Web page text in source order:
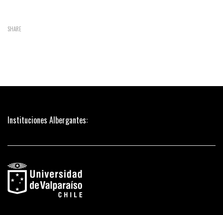
SHARE
Instituciones Albergantes: